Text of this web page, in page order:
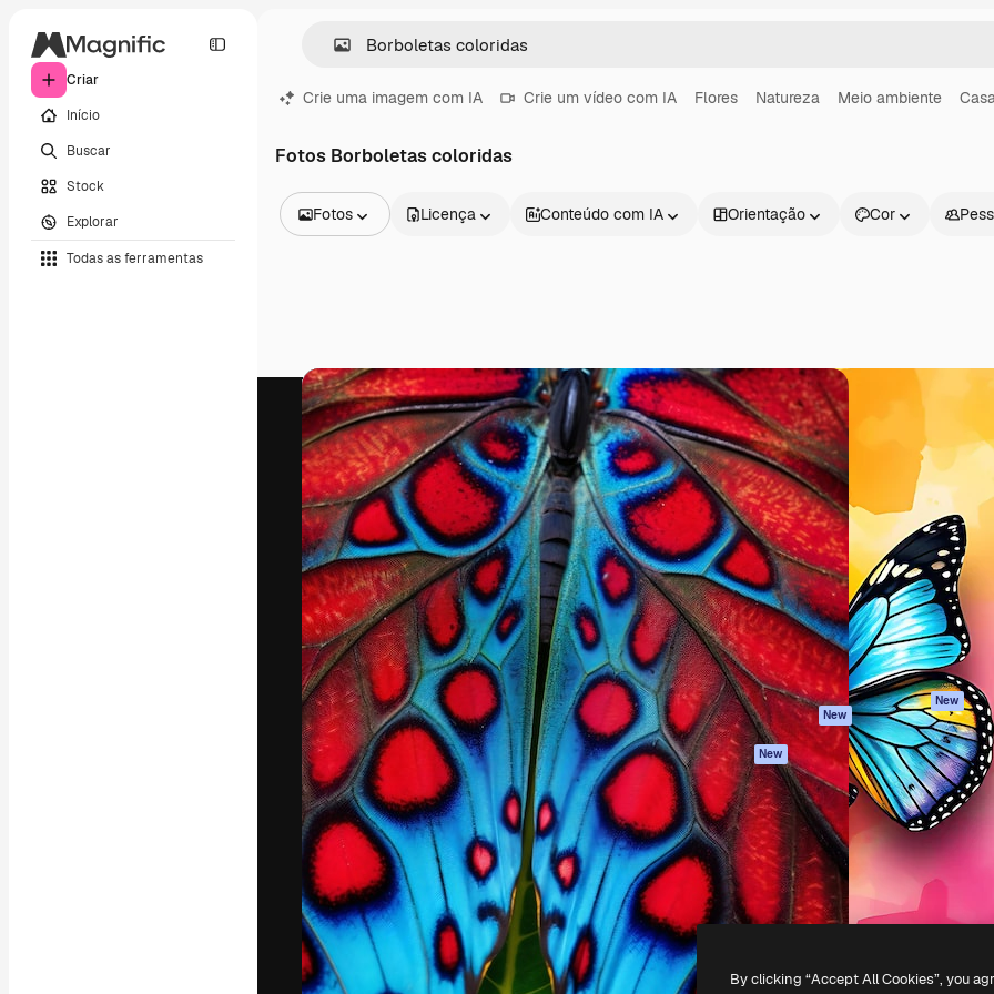
Criar
Início
Buscar
Stock
Explorar
Todas as ferramentas
Crie uma imagem com IA Crie um vídeo com IA Flores Natureza Meio ambiente
Fotos Borboletas coloridas
Fotos
Vídeos
Clipes de vídeo
Animações
Modelos de vídeos
Ícones
Modelos 3D
Fontes
Licença Conteúdo com IA Orientação Cor
A plataforma criativa para você direcionar
seu melhor trabalho. Mais de 1 milhão de
assinantes entre criativos, empresas,
agências e estúdios.
Português
Produtos
Spaces
Assistente de IA
Gerador de
imagens
Gerador de vídeos
Texto para voz
Conteúdo de stock
MCP para
Claude/ChatGPT
New
Agentes New
API
App móvel
Todas as
ferramentas
Começar
Academy
Documentação
Atendimento
Termos e
condições
Política de
privacidade
Originais New
Política de cookies
Central de
confiabilidade
Afiliados
Empresas
Copyright © 2010- 2026 Freepik Company S.L.U.Todos os direitos reservados.
By clicking “Accept All Cookies”, you